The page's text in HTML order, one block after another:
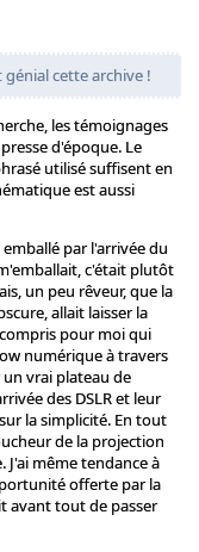
cette archive !
les témoignages
d'époque. Le
utilisé suffisent en
est aussi
par l'arrivée du
c'était plutôt
un peu rêveur, que la
allait laisser la
pour moi qui
numérique à travers
un vrai plateau de
des DSLR et leur
la simplicité. En tout
de la projection
J'ai même tendance à
offerte par la
avant tout de passer